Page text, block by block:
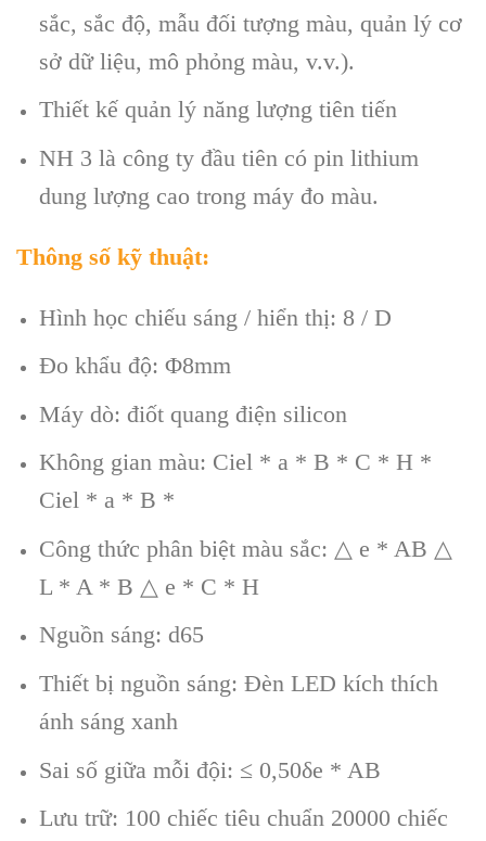
sắc, sắc độ, mẫu đối tượng màu, quản lý cơ
sở dữ liệu, mô phỏng màu, v.v.).
Thiết kế quản lý năng lượng tiên tiến
NH 3 là công ty đầu tiên có pin lithium
dung lượng cao trong máy đo màu.
Thông số kỹ thuật:
Hình học chiếu sáng / hiển thị: 8 / D
Đo khẩu độ: Φ8mm
Máy dò: điốt quang điện silicon
Không gian màu: Ciel * a * B * C * H *
Ciel * a * B *
Công thức phân biệt màu sắc: △ e * AB △
L * A * B △ e * C * H
Nguồn sáng: d65
Thiết bị nguồn sáng: Đèn LED kích thích
ánh sáng xanh
Sai số giữa mỗi đội: ≤ 0,50δe * AB
Lưu trữ: 100 chiếc tiêu chuẩn 20000 chiếc